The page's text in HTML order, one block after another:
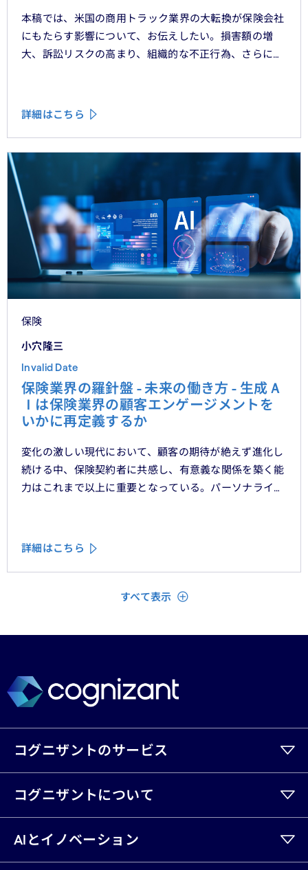
本稿では、米国の商用トラック業界の大転換が保険会社
にもたらす影響について、お伝えしたい。損害額の増
大、訴訟リスクの高まり、組織的な不正行為、さらには
詳細はこちら
保険
小穴隆三
Invalid Date
保険業界の羅針盤 - 未来の働き方 - 生成Ａ
Ｉは保険業界の顧客エンゲージメントを
いかに再定義するか
変化の激しい現代において、顧客の期待が絶えず進化し
続ける中、保険契約者に共感し、有意義な関係を築く能
力はこれまで以上に重要となっている。パーソナライ
いる」「理解されている」と顧客に感じてもらうため
詳細はこちら
すべて表示 閉じる
コグニザントのサービス
コグニザントについて
AIとイノベーション